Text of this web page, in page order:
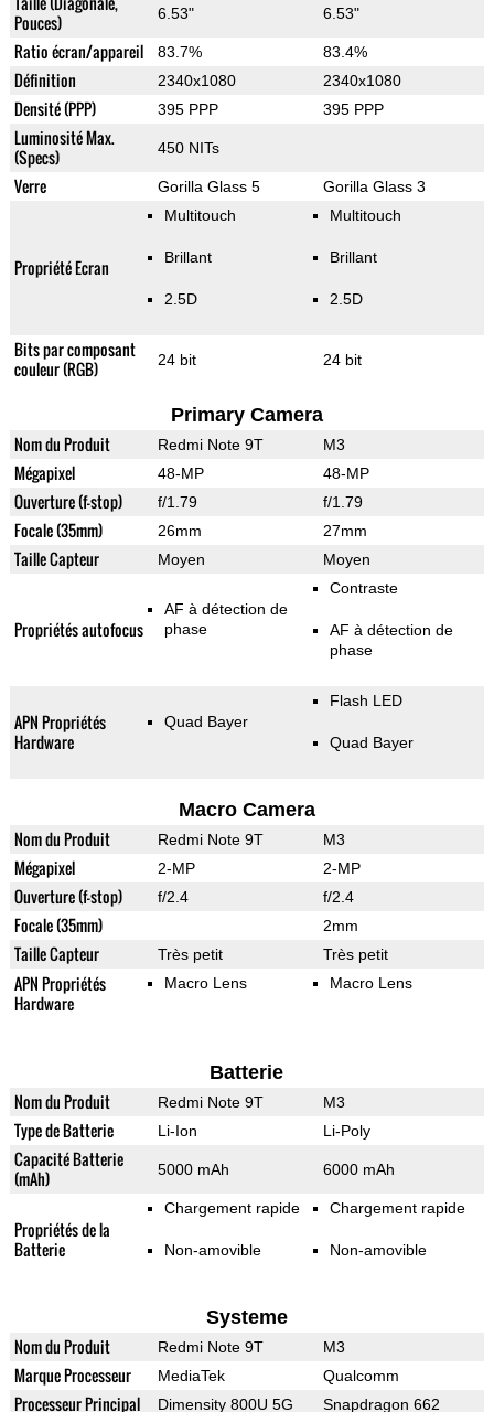
Pouces)
6.53" 6.53"
Ratio écran/appareil 83.7% 83.4%
Définition 2340x1080 2340x1080
Densité (PPP) 395 PPP 395 PPP
Luminosité Max.
(Specs)
450 NITs
Verre Gorilla Glass 5 Gorilla Glass 3
Propriété Ecran
Multitouch
Brillant
2.5D
Multitouch
Brillant
2.5D
Bits par composant
couleur (RGB)
24 bit 24 bit
Primary Camera
Nom du Produit Redmi Note 9T M3
Mégapixel 48-MP 48-MP
Ouverture (f-stop) f/1.79 f/1.79
Focale (35mm) 26mm 27mm
Taille Capteur Moyen Moyen
Propriétés autofocus
AF à détection de
phase
Contraste
AF à détection de
phase
APN Propriétés
Hardware
Quad Bayer
Flash LED
Quad Bayer
Macro Camera
Nom du Produit Redmi Note 9T M3
Mégapixel 2-MP 2-MP
Ouverture (f-stop) f/2.4 f/2.4
Focale (35mm) 2mm
Taille Capteur Très petit Très petit
APN Propriétés
Hardware
Macro Lens Macro Lens
Batterie
Nom du Produit Redmi Note 9T M3
Type de Batterie Li-Ion Li-Poly
Capacité Batterie
(mAh)
5000 mAh 6000 mAh
Propriétés de la
Batterie
Chargement rapide
Non-amovible
Chargement rapide
Non-amovible
Systeme
Nom du Produit Redmi Note 9T M3
Marque Processeur MediaTek Qualcomm
Processeur Principal Dimensity 800U 5G Snapdragon 662